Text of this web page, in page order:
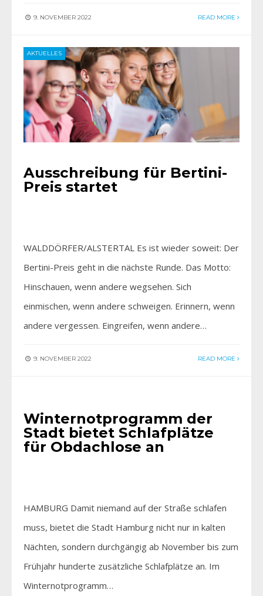
9. NOVEMBER 2022 READ MORE
AKTUELLES
Ausschreibung für Bertini-
Preis startet
WALDDÖRFER/ALSTERTAL Es ist wieder soweit: Der
Bertini-Preis geht in die nächste Runde. Das Motto:
Hinschauen, wenn andere wegsehen. Sich
einmischen, wenn andere schweigen. Erinnern, wenn
andere vergessen. Eingreifen, wenn andere…
9. NOVEMBER 2022 READ MORE
Winternotprogramm der
Stadt bietet Schlafplätze
für Obdachlose an
HAMBURG Damit niemand auf der Straße schlafen
muss, bietet die Stadt Hamburg nicht nur in kalten
Nächten, sondern durchgängig ab November bis zum
Frühjahr hunderte zusätzliche Schlafplätze an. Im
Winternotprogramm…